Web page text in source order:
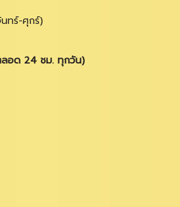
ทร์-ศุกร์)
อด 24 ชม. ทุกวัน)